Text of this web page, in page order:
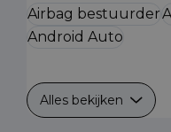
Airbag bestuurder
Android Auto
Alles bekijken